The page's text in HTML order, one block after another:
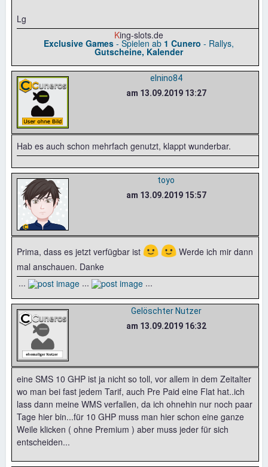
Lg
King-slots.de
Exclusive Games- Spielen ab 1 Cunero - Rallys,
Gutscheine, Kalender
elnino84
am 13.09.2019 13:27
Hab es auch schon mehrfach genutzt, klappt wunderbar.
toyo
am 13.09.2019 15:57
Prima, dass es jetzt verfügbar ist 🙂🙂 Werde ich mir dann
mal anschauen. Danke
...
... ...
Gelöschter Nutzer
am 13.09.2019 16:32
eine SMS 10 GHP ist ja nicht so toll, vor allem in dem Zeitalter
wo man bei fast jedem Tarif, auch Pre Paid eine Flat hat..ich
lass dann meine WMS verfallen, da ich ohnehin nur noch paar
Tage hier bin...für 10 GHP muss man hier schon eine ganze
Weile klicken ( ohne Premium ) aber muss jeder für sich
entscheiden...